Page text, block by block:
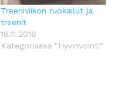
Treeniviikon ruokailut ja
treenit
18.11.2016
Kategoriassa "Hyvinvointi"